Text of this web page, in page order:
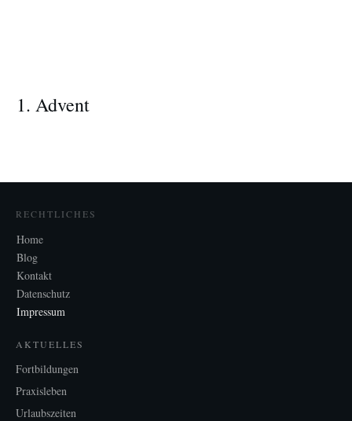
1. Advent
RECHTLICHES
Home
Blog
Kontakt
Datenschutz
Impressum
AKTUELLES
Fortbildungen
Praxisleben
Urlaubszeiten